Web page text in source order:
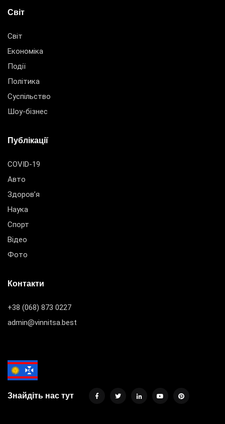
Світ
Світ
Економіка
Події
Політика
Суспільство
Шоу-бізнес
Публікації
COVID-19
Авто
Здоров’я
Наука
Спорт
Відео
Фото
Контакти
+38 (068) 873 0227
admin@vinnitsa.best
Знайдіть нас тут